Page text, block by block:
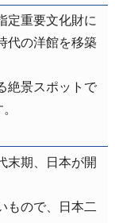
定重要文化財に
代の洋館を移築
絶景スポットで
末期、日本が開
もので、日本二